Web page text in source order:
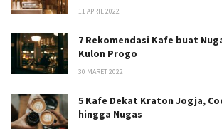
11 APRIL 2022
7 Rekomendasi Kafe buat
Kulon Progo
30 MARET 2022
5 Kafe Dekat Kraton Jogja,
hingga Nugas